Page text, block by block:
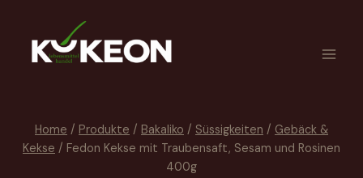
Home / Produkte / Bakaliko / Süssigkeiten / Gebäck &
Kekse / Fedon Kekse mit Traubensaft, Sesam und Rosinen
400g